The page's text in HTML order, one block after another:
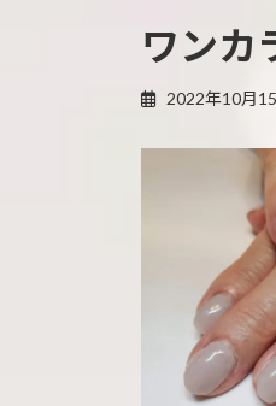
ワンカ
2022年10月